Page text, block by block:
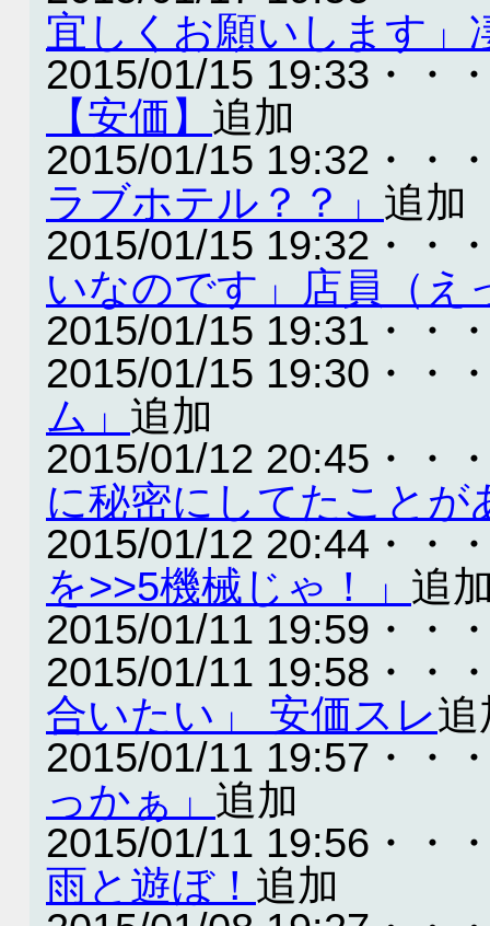
宜しくお願いします」
2015/01/15 19:33・・
【安価】 追加
2015/01/15 19:32・・
ラブホテル？？」 追加
2015/01/15 19:32・・
いなのです」店員（
2015/01/15 19:31・・
2015/01/15 19:30・・
ム」 追加
2015/01/12 20:45・・
に秘密にしてたこと
2015/01/12 20:44・・
を>>5機械じゃ！」 追
2015/01/11 19:59・・
2015/01/11 19:58・・
合いたい」 安価スレ追
2015/01/11 19:57・・
っかぁ」 追加
2015/01/11 19:56・・
雨と遊ぼ！ 追加